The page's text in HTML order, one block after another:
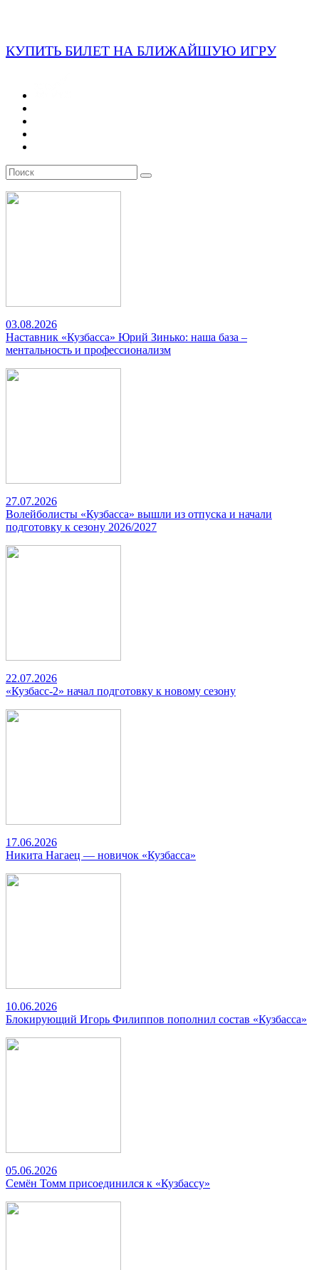
КУПИТЬ БИЛЕТ НА БЛИЖАЙШУЮ ИГРУ
03.08.2026
Наставник «Кузбасса» Юрий Зинько: наша база –
ментальность и профессионализм
27.07.2026
Волейболисты «Кузбасса» вышли из отпуска и начали
подготовку к сезону 2026/2027
22.07.2026
«Кузбасс-2» начал подготовку к новому сезону
17.06.2026
Никита Нагаец — новичок «Кузбасса»
10.06.2026
Блокирующий Игорь Филиппов пополнил состав «Кузбасса»
05.06.2026
Семён Томм присоединился к «Кузбассу»